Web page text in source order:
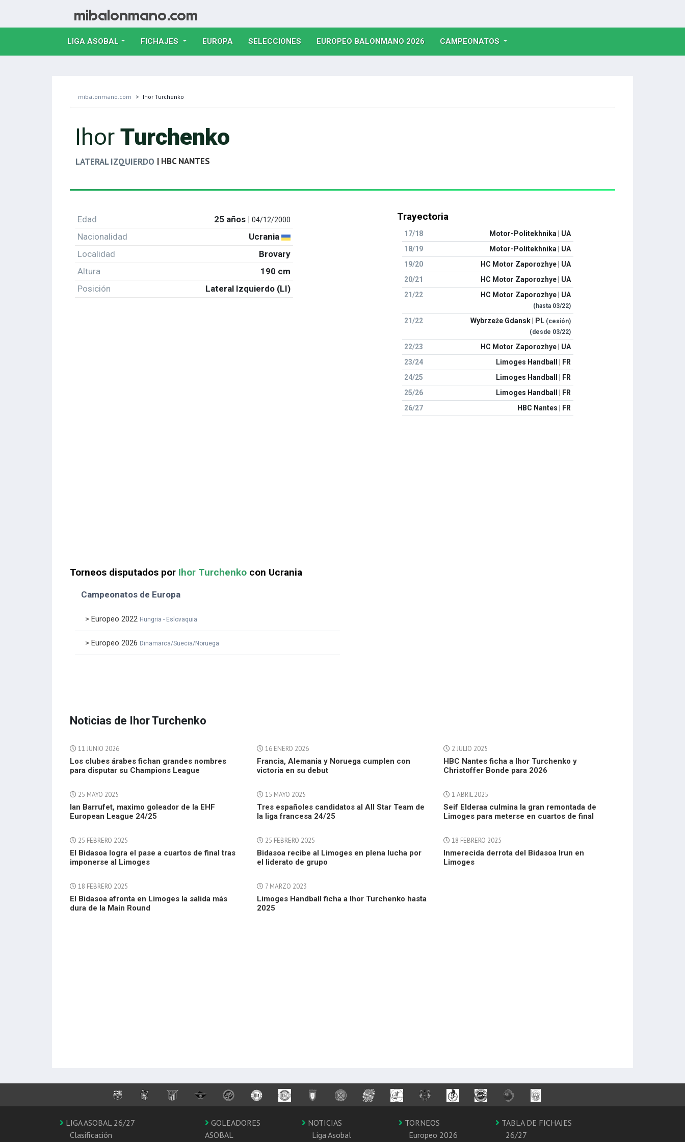
LIGA ASOBAL FICHAJES EUROPA(CURRENT)
SELECCIONES(CURRENT)
EUROPEO BALONMANO 2026(CURRENT)
CAMPEONATOS
mibalonmano.com Ihor Turchenko
Ihor Turchenko
LATERAL IZQUIERDO | HBC NANTES
Edad 25 años |04/12/2000
Nacionalidad
Ucrania
Localidad
Brovary
Altura
190 cm
Posición
Lateral Izquierdo (LI)
Trayectoria
17/18
Motor-Politekhnika | UA
18/19
Motor-Politekhnika | UA
19/20
HC Motor Zaporozhye | UA
20/21
HC Motor Zaporozhye | UA
21/22
HC Motor Zaporozhye | UA
(hasta 03/22)
21/22 Wybrzeże Gdansk | PL (cesión)
(desde 03/22)
22/23
HC Motor Zaporozhye | UA
23/24
Limoges Handball | FR
24/25
Limoges Handball | FR
25/26
Limoges Handball | FR
26/27
HBC Nantes | FR
Torneos disputados por Ihor Turchenko con Ucrania
Campeonatos de Europa
> Europeo 2022 Hungria - Eslovaquia
> Europeo 2026 Dinamarca/Suecia/Noruega
Noticias de Ihor Turchenko
11 JUNIO 2026
Los clubes árabes fichan grandes nombres
para disputar su Champions League
16 ENERO 2026
Francia, Alemania y Noruega cumplen con
victoria en su debut
2 JULIO 2025
HBC Nantes ficha a Ihor Turchenko y
Christoffer Bonde para 2026
25 MAYO 2025
Ian Barrufet, maximo goleador de la EHF
European League 24/25
15 MAYO 2025
Tres españoles candidatos al All Star Team de
la liga francesa 24/25
1 ABRIL 2025
Seif Elderaa culmina la gran remontada de
Limoges para meterse en cuartos de final
25 FEBRERO 2025
El Bidasoa logra el pase a cuartos de final tras
imponerse al Limoges
25 FEBRERO 2025
Bidasoa recibe al Limoges en plena lucha por
el liderato de grupo
18 FEBRERO 2025
Inmerecida derrota del Bidasoa Irun en
Limoges
18 FEBRERO 2025
El Bidasoa afronta en Limoges la salida más
dura de la Main Round
7 MARZO 2023
Limoges Handball ficha a Ihor Turchenko hasta
2025
LIGA ASOBAL 26/27
Clasificación
GOLEADORES
ASOBAL
NOTICIAS
Liga Asobal
TORNEOS
Europeo 2026
TABLA DE FICHAJES
26/27